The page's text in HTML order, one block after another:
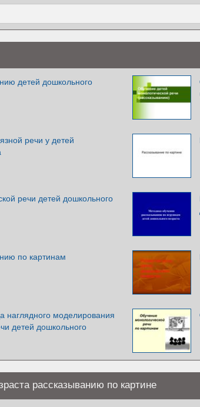
детей дошкольного
речи у детей
речи детей дошкольного
по картинам
наглядного моделирования
детей дошкольного
рассказыванию по картине